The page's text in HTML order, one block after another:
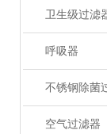
卫生级过滤
呼吸器
不锈钢除菌
空气过滤器